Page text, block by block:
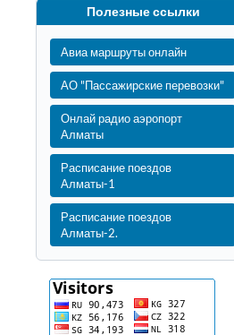
Полезные ссылки
Авиа маршруты онлайн
АО "Пассажирские перевозки"
Онлай радио аэропорт
Алматы
Расписание поездов
Алматы-1
Расписание поездов
Алматы-2.